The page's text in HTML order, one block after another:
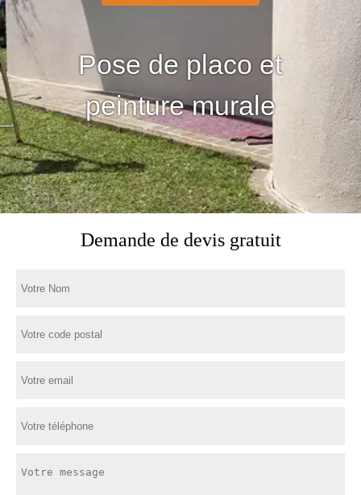
Pose de placo et
peinture murale
Demande de devis gratuit